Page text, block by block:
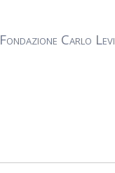
Fondazione Carlo Levi